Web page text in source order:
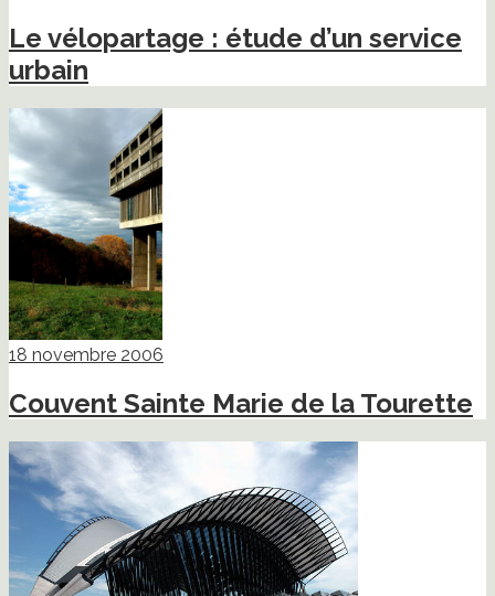
Le vélopartage : étude d’un service
urbain
18 novembre 2006
Couvent Sainte Marie de la Tourette